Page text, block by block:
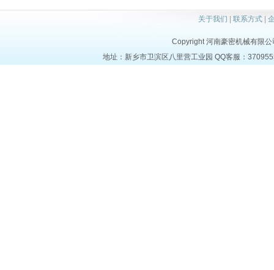
关于我们 联系方式|
Copyright 河南豪密机械有限
地址：新乡市卫滨区八里营工业园 QQ客服：